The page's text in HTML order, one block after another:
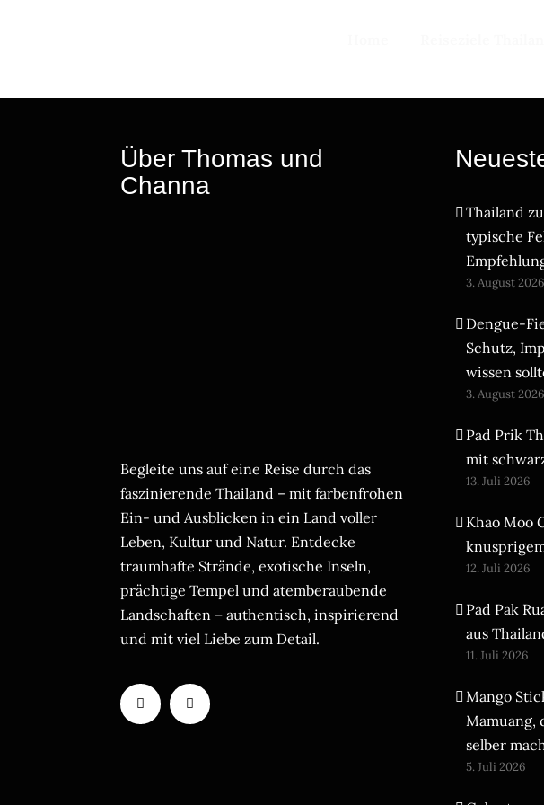
Über Thomas und
Channa
Begleite uns auf eine Reise durch das
faszinierende Thailand – mit farbenfrohen
Ein- und Ausblicken in ein Land voller
Leben, Kultur und Natur. Entdecke
traumhafte Strände, exotische Inseln,
prächtige Tempel und atemberaubende
Landschaften – authentisch, inspirierend
und mit viel Liebe zum Detail.
Thailand
typische
3. August 2026
Dengue-
Schutz,
wissen
3. August 2026
Pad Prik
mit
13. Juli 2026
Khao Moo
12. Juli 2026
Pad Pak
aus
11. Juli 2026
Mango
Mamuang,
selber
5. Juli 2026